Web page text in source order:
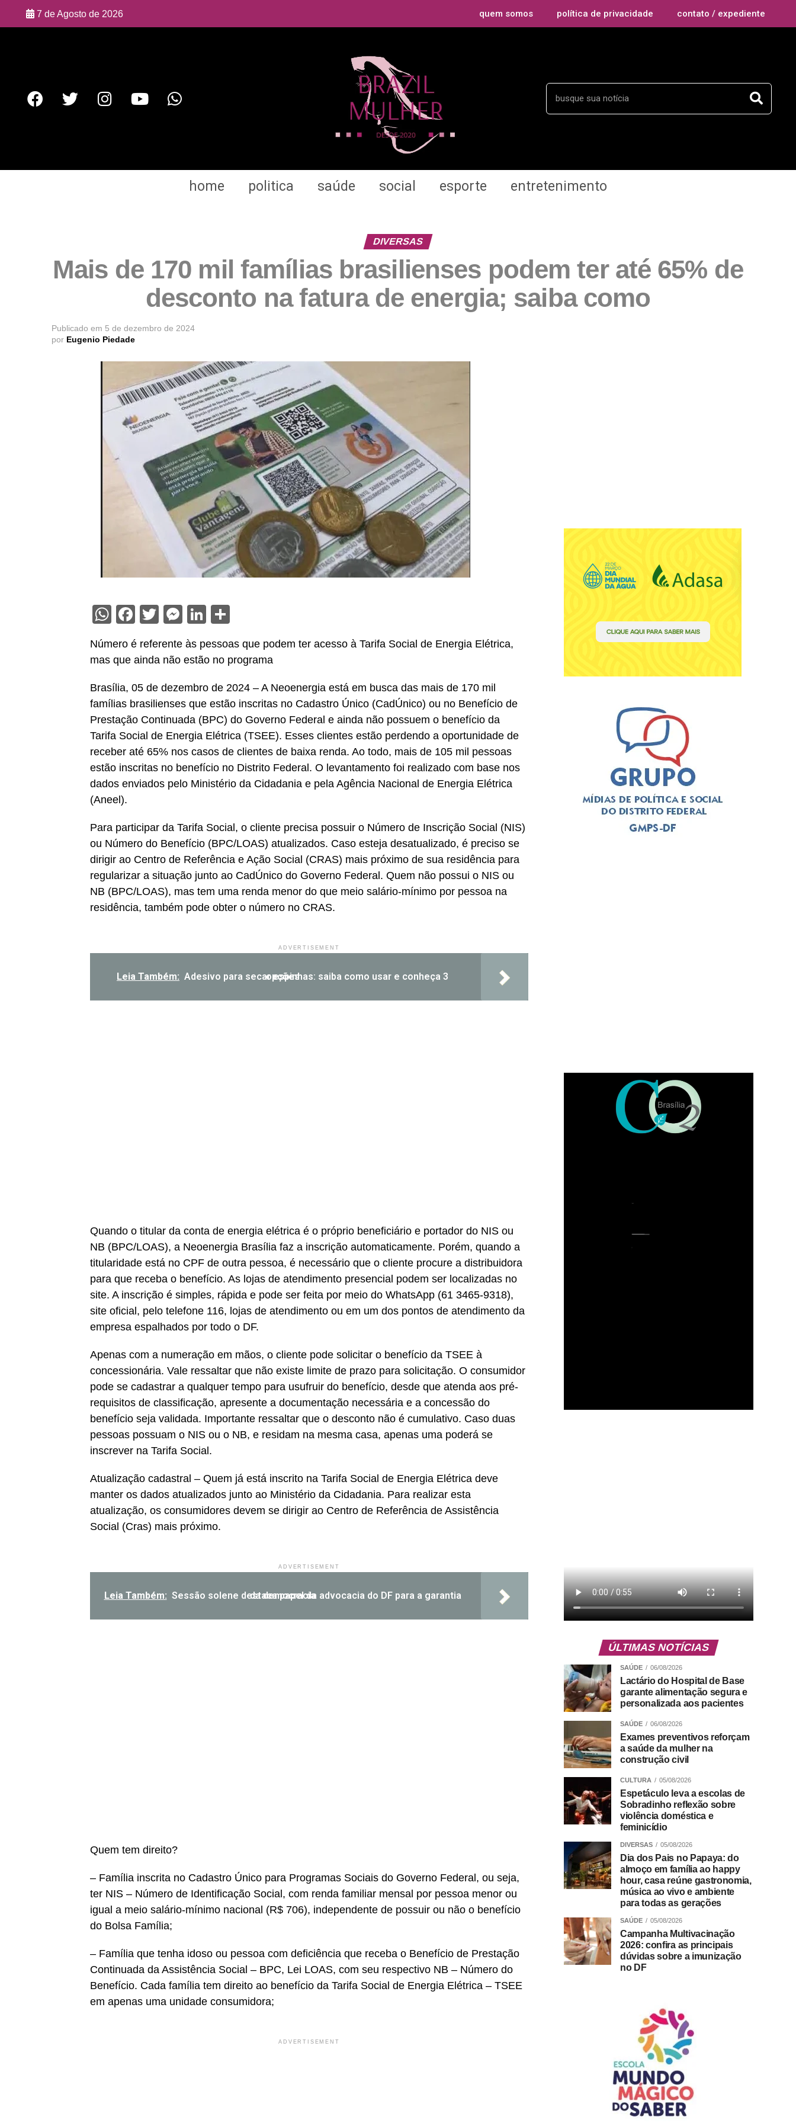
7 de Agosto de 2026 quem somos política de privacidade contato / expediente
home politica saúde social esporte entretenimento
DIVERSAS
Mais de 170 mil famílias brasilienses podem ter até 65% de
desconto na fatura de energia; saiba como
Publicado em 5 de dezembro de 2024
por Eugenio Piedade
WhatsApp
Facebook
Twitter
Messenger
LinkedIn
Número é referente às pessoas que podem ter acesso à Tarifa Social de Energia Elétrica,
mas que ainda não estão no programa
Brasília, 05 de dezembro de 2024 – A Neoenergia está em busca das mais de 170 mil
famílias brasilienses que estão inscritas no Cadastro Único (CadÚnico) ou no Benefício de
Prestação Continuada (BPC) do Governo Federal e ainda não possuem o benefício da
Tarifa Social de Energia Elétrica (TSEE). Esses clientes estão perdendo a oportunidade de
receber até 65% nos casos de clientes de baixa renda. Ao todo, mais de 105 mil pessoas
estão inscritas no benefício no Distrito Federal. O levantamento foi realizado com base nos
dados enviados pelo Ministério da Cidadania e pela Agência Nacional de Energia Elétrica
(Aneel).
Para participar da Tarifa Social, o cliente precisa possuir o Número de Inscrição Social (NIS)
ou Número do Benefício (BPC/LOAS) atualizados. Caso esteja desatualizado, é preciso se
dirigir ao Centro de Referência e Ação Social (CRAS) mais próximo de sua residência para
regularizar a situação junto ao CadÚnico do Governo Federal. Quem não possui o NIS ou
NB (BPC/LOAS), mas tem uma renda menor do que meio salário-mínimo por pessoa na
residência, também pode obter o número no CRAS.
ADVERTISEMENT
Leia Também: Adesivo para secar espinhas: saiba como usar e conheça 3 opções
Quando o titular da conta de energia elétrica é o próprio beneficiário e portador do NIS ou
NB (BPC/LOAS), a Neoenergia Brasília faz a inscrição automaticamente. Porém, quando a
titularidade está no CPF de outra pessoa, é necessário que o cliente procure a distribuidora
para que receba o benefício. As lojas de atendimento presencial podem ser localizadas no
site. A inscrição é simples, rápida e pode ser feita por meio do WhatsApp (61 3465-9318),
site oficial, pelo telefone 116, lojas de atendimento ou em um dos pontos de atendimento da
empresa espalhados por todo o DF.
Apenas com a numeração em mãos, o cliente pode solicitar o benefício da TSEE à
concessionária. Vale ressaltar que não existe limite de prazo para solicitação. O consumidor
pode se cadastrar a qualquer tempo para usufruir do benefício, desde que atenda aos pré-
requisitos de classificação, apresente a documentação necessária e a concessão do
benefício seja validada. Importante ressaltar que o desconto não é cumulativo. Caso duas
pessoas possuam o NIS ou o NB, e residam na mesma casa, apenas uma poderá se
inscrever na Tarifa Social.
Atualização cadastral – Quem já está inscrito na Tarifa Social de Energia Elétrica deve
manter os dados atualizados junto ao Ministério da Cidadania. Para realizar esta
atualização, os consumidores devem se dirigir ao Centro de Referência de Assistência
Social (Cras) mais próximo.
ADVERTISEMENT
Leia Também: Sessão solene destaca papel da advocacia do DF para a garantia da democracia
Quem tem direito?
– Família inscrita no Cadastro Único para Programas Sociais do Governo Federal, ou seja,
ter NIS – Número de Identificação Social, com renda familiar mensal por pessoa menor ou
igual a meio salário-mínimo nacional (R$ 706), independente de possuir ou não o benefício
do Bolsa Família;
– Família que tenha idoso ou pessoa com deficiência que receba o Benefício de Prestação
Continuada da Assistência Social – BPC, Lei LOAS, com seu respectivo NB – Número do
Benefício. Cada família tem direito ao benefício da Tarifa Social de Energia Elétrica – TSEE
em apenas uma unidade consumidora;
ADVERTISEMENT
ÚLTIMAS NOTÍCIAS
SAÚDE 06/08/2026
Lactário do Hospital de Base
garante alimentação segura e
personalizada aos pacientes
SAÚDE 06/08/2026
Exames preventivos reforçam
a saúde da mulher na
construção civil
CULTURA 05/08/2026
Espetáculo leva a escolas de
Sobradinho reflexão sobre
violência doméstica e
feminicídio
DIVERSAS 05/08/2026
Dia dos Pais no Papaya: do
almoço em família ao happy
hour, casa reúne gastronomia,
música ao vivo e ambiente
para todas as gerações
SAÚDE 05/08/2026
Campanha Multivacinação
2026: confira as principais
dúvidas sobre a imunização
no DF